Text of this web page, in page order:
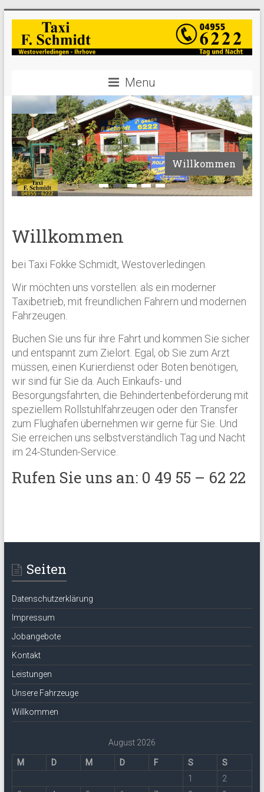
Menu
Willkommen
Großraumfahrzeuge
1
2 3 4 5
Willkommen
bei Taxi Fokke Schmidt, Westoverledingen.
Wir möchten uns vorstellen: als ein moderner
Taxibetrieb, mit freundlichen Fahrern und modernen
Fahrzeugen.
Buchen Sie uns für ihre Fahrt und kommen Sie sicher
und entspannt zum Zielort. Egal, ob Sie zum Arzt
müssen, einen Kurierdienst oder Boten benötigen,
wir sind für Sie da. Auch Einkaufs- und
Besorgungsfahrten, die Behindertenbeförderung mit
speziellem Rollstuhlfahrzeugen oder den Transfer
zum Flughafen übernehmen wir gerne für Sie. Und
Sie erreichen uns selbstverständlich Tag und Nacht
im 24-Stunden-Service.
Rufen Sie uns an: 0 49 55 – 62 22
Seiten
Datenschutzerklärung
Impressum
Jobangebote
Kontakt
Leistungen
Unsere Fahrzeuge
Willkommen
August 2026
M D M D F S
S
1
2